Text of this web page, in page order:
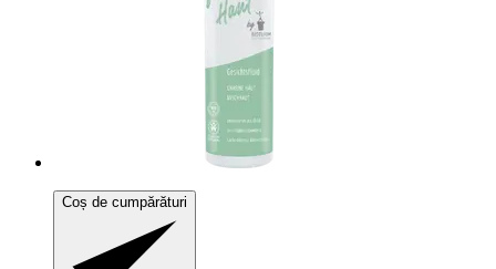
Coș de cumpărături